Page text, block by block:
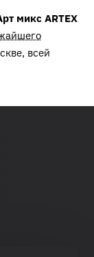
микс ARTEX
всей